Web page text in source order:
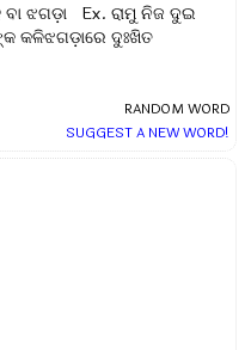
ବା ଝଗଡ଼ା Ex.ରାମୁ ନିଜ ଦୁଇ
କଳିଝଗଡ଼ାରେ ଦୁଃଖିତ
RANDOM WORD
SUGGEST A NEW WORD!